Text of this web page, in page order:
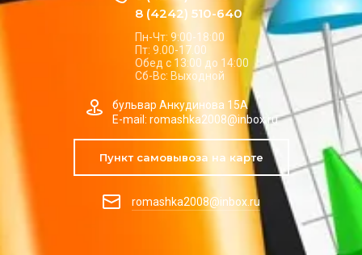
8 (4242) 510-640
Пн-Чт: 9:00-18:00
Пт: 9.00-17.00
Обед с 13:00 до 14:00
Сб-Вс: Выходной
бульвар Анкудинова 15А
E-mail: romashka2008@inbox.ru
Пункт самовывоза на карте
romashka2008@inbox.ru